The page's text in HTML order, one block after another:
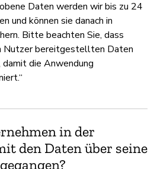
Daten werden wir bis zu 24
und können sie danach in
Bitte beachten Sie, dass
Nutzer bereitgestellten Daten
damit die Anwendung
in der
den Daten über seine